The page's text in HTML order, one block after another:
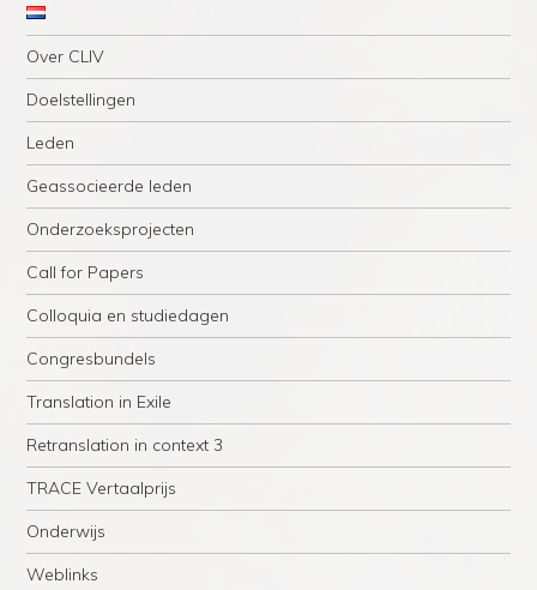
Over CLIV
Doelstellingen
Leden
Geassocieerde leden
Onderzoeksprojecten
Call for Papers
Colloquia en studiedagen
Congresbundels
Translation in Exile
Retranslation in context 3
TRACE Vertaalprijs
Onderwijs
Weblinks